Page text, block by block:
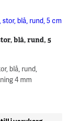
blå, rund, 5
blå, rund,
4 mm